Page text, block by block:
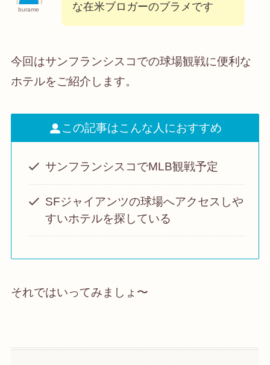
burame
な在米ブロガーのブラメです
今回はサンフランシスコでの球場観戦に便利な
ホテルをご紹介します。
この記事はこんな人におすすめ
サンフランシスコでMLB観戦予定
SFジャイアンツの球場へアクセスしや
すいホテルを探している
それではいってみましょ〜